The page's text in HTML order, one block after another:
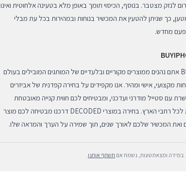
לנזק מצטבר. בנוסף, הכיסוי תומך באופן מלא בטעינה אלחוטית ואינו
כך שניתן להטעין את המכשיר בנוחות ובמהירות בכל עת מבלי
מחדש.
ברכישה באתר BUYIPHONE אתם נהנים ממוצרים מקוריים ובלעדיים של המותגים המובילים בעולם
מקצועי, אישי ומהיר. אנו מקפידים על בחירה קפדנית של אביזרים
עם סטייל מודרני ועדכני, ומבטיחים לכם חווית קנייה מאובטחת
ומשלוח מהיר עד פתח הבית לכל רחבי הארץ. בחירה במוצרי DECODED דרכנו מבטיחה לכם מוצר
ואת המכשיר שלכם לאורך שנים, תוך שמירה על הערך והמראה שלו.
תשתף אותנו.